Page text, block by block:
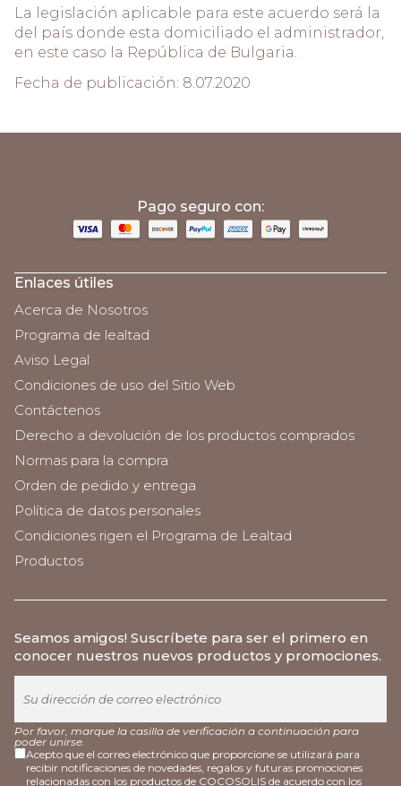
La legislación aplicable para este acuerdo será la
del país donde esta domiciliado el administrador,
en este caso la República de Bulgaria.
Fecha de publicación: 8.07.2020
Pago seguro con:
Enlaces útiles
Acerca de Nosotros
Programa de lealtad
Aviso Legal
Condiciones de uso del Sitio Web
Contáctenos
Derecho a devolución de los productos comprados
Normas para la compra
Orden de pedido y entrega
Política de datos personales
Condiciones rigen el Programa de Lealtad
Productos
Seamos amigos! Suscríbete para ser el primero en
conocer nuestros nuevos productos y promociones.
Por favor, marque la casilla de verificación a continuación para
poder unirse.
Acepto que el correo electrónico que proporcione se utilizará para
recibir notificaciones de novedades, regalos y futuras promociones
relacionadas con los productos de COCOSOLIS de acuerdo con los